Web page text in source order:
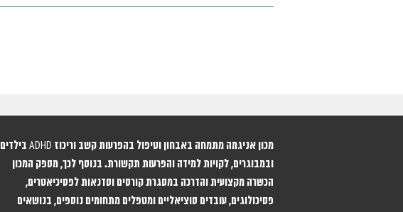
מכון אניגמה מתמחה באבחון וטיפול בהפרעות קשב וריכוז ADHD בילדים
ובמבוגרים, לקויות למידה והפרעות תקשורת. בנוסף לכך, מספק המכון
הכשרה מקצועית והדרכה במסגרת קורסים וסדנאות לפסיכיאטרים,
פסיכולוגים, עובדים סוציאליים ומטפלים מתחומים נוספים, בנושאים